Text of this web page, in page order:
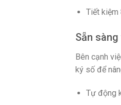
Tiết kiệm
Sẵn
Bên cạnh
ký số để
Tự động